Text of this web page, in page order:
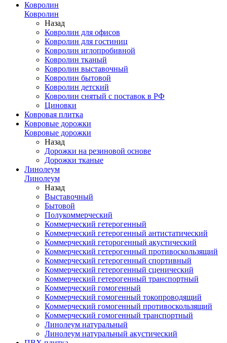
Ковролин
Ковролин
Назад
Ковролин для офисов
Ковролин для гостиниц
Ковролин иглопробивной
Ковролин тканый
Ковролин выставочный
Ковролин бытовой
Ковролин детский
Ковролин снятый с поставок в РФ
Циновки
Ковровая плитка
Ковровые дорожки
Ковровые дорожки
Назад
Дорожки на резиновой основе
Дорожки тканые
Линолеум
Линолеум
Назад
Выставочный
Бытовой
Полукоммерческий
Коммерческий гетерогенный
Коммерческий гетерогенный антистатический
Коммерческий геторогенный акустический
Коммерческий гетерогенный противоскользящий
Коммерческий гетерогенный спортивный
Коммерческий гетерогенный сценический
Коммерческий гетерогенный транспортный
Коммерческий гомогенный
Коммерческий гомогенный токопроводящий
Коммерческий гомогенный противоскользящий
Коммерческий гомогенный транспортный
Линолеум натуральный
Линолеум натуральный акустический